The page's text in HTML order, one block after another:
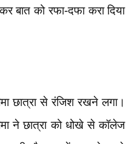
बात को रफा-दफा करा दिया
छात्रा से रंजिश रखने लगा।
ने छात्रा को धोखे से कॉलेज